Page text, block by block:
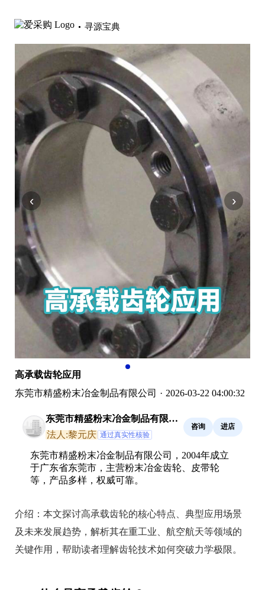
寻源宝典
‹ ›
高承载齿轮应用
东莞市精盛粉末冶金制品有限公司 · 2026-03-22 04:00:32
东莞市精盛粉末冶金制品有限公
司
法人:黎元庆 通过真实性核验
咨询 进店
东莞市精盛粉末冶金制品有限公司，2004年成立
于广东省东莞市，主营粉末冶金齿轮、皮带轮
等，产品多样，权威可靠。
介绍： 本文探讨高承载齿轮的核心特点、典型应用场景
及未来发展趋势，解析其在重工业、航空航天等领域的
关键作用，帮助读者理解齿轮技术如何突破力学极限。